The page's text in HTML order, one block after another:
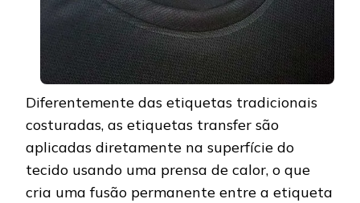
Diferentemente das etiquetas tradicionais
costuradas, as etiquetas transfer são
aplicadas diretamente na superfície do
tecido usando uma prensa de calor, o que
cria uma fusão permanente entre a etiqueta